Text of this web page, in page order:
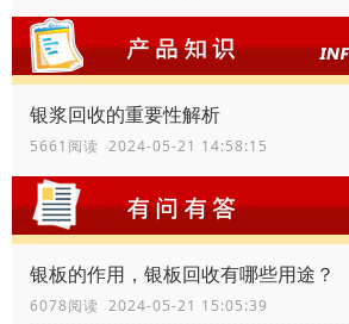
银浆回收的重要性解析
5661阅读 2024-05-21 14:58:15
银板的作用，银板回收有哪些用途？
6078阅读 2024-05-21 15:05:39